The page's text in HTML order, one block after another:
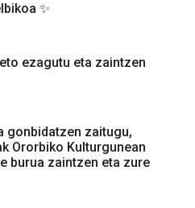
✨
ezagutu eta zaintzen
gonbidatzen zaitugu,
Ororbiko Kulturgunean
burua zaintzen eta zure